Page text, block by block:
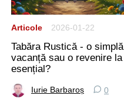
Articole 2026-01-22
Tabăra Rustică - o simplă
vacanță sau o revenire la
esențial?
Iurie Barbaroș 0